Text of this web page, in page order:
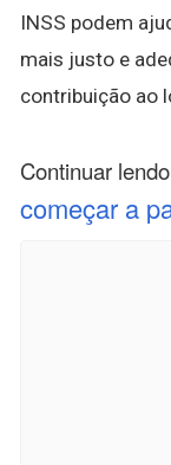
INSS podem
mais justo e
contribuição ao
Continuar lendo
começar a